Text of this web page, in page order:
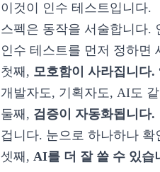
이것이 인수 테스트입니다.
스펙은 동작을 서술합니다.
인수 테스트를 먼저 정하면
첫째, 모호함이 사라집니다.
개발자도, 기획자도, AI도
둘째, 검증이 자동화됩니다.
겁니다. 눈으로 하나하나
셋째, AI를 더 잘 쓸 수 있습